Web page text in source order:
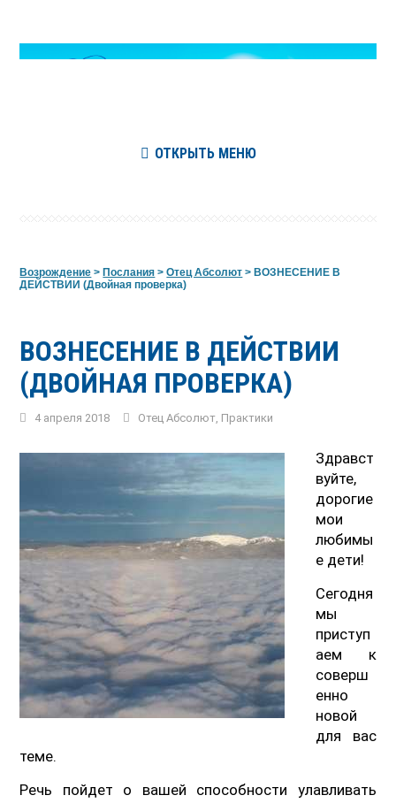
ОТКРЫТЬ МЕНЮ
Возрождение >Послания >Отец Абсолют >ВОЗНЕСЕНИЕ В
ДЕЙСТВИИ (Двойная проверка)
ВОЗНЕСЕНИЕ В ДЕЙСТВИИ
(ДВОЙНАЯ ПРОВЕРКА)
4 апреля 2018 Отец Абсолют Практики
Здравст
вуйте,
дорогие
мои
любимы
е дети!
Сегодня
мы
приступ
аем к
соверш
енно
новой
для вас
теме.
Речь пойдет о вашей способности улавливать